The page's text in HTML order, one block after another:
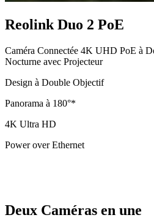
Reolink Duo 2 PoE
Caméra Connectée 4K UHD PoE à
Nocturne avec Projecteur
Design à Double Objectif
Panorama à 180°*
4K Ultra HD
Power over Ethernet
Deux Caméras en une